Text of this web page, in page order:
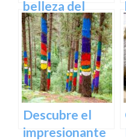
belleza del
Santuario de
Arantzazu en
Guipuzcoa –
Guía turística y
cultural
Descubre el
impresionante